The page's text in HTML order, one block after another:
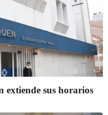
extiende sus horarios